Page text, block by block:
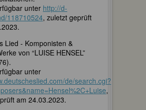
unter http://d-
118710524, zuletzt geprüft
Lied - Komponisten &
von “LUISE HENSEL”
unter
de/search.cgi?
,
am 24.03.2023.